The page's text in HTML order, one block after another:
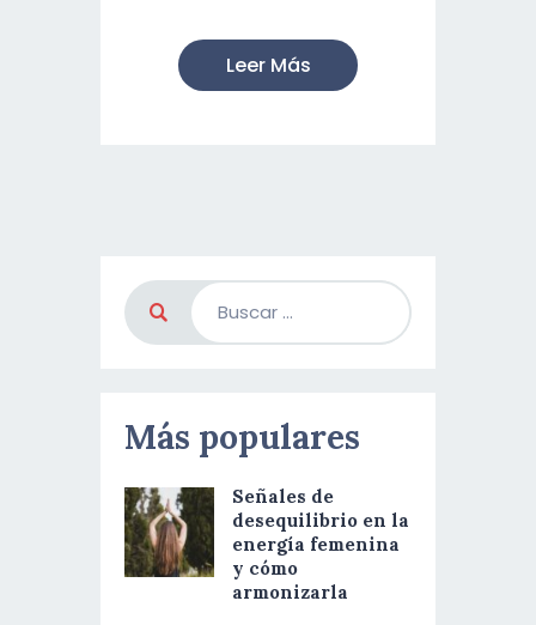
Leer Más
Más populares
Señales de
desequilibrio en la
energía femenina
y cómo
armonizarla